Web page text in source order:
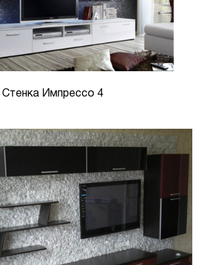
Стенка Импрессо 4